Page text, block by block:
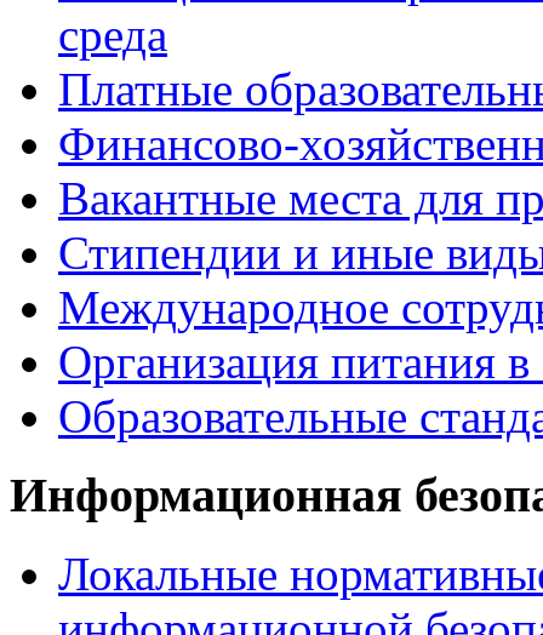
среда
Платные
Финансово-
Вакантные места для
Стипендии и иные
Международное
Организация питания в
Образовательные
Информационная
Локальные